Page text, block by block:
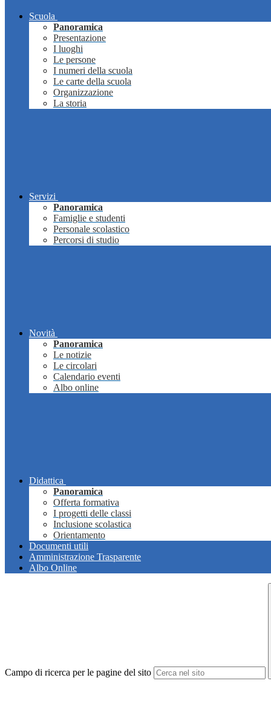
Scuola
Panoramica
Presentazione
I luoghi
Le persone
I numeri della scuola
Le carte della scuola
Organizzazione
La storia
Servizi
Panoramica
Famiglie e studenti
Personale scolastico
Percorsi di studio
Novità
Panoramica
Le notizie
Le circolari
Calendario eventi
Albo online
Didattica
Panoramica
Offerta formativa
I progetti delle classi
Inclusione scolastica
Orientamento
Documenti utili
Amministrazione Trasparente
Albo Online
Campo di ricerca per le pagine del sito